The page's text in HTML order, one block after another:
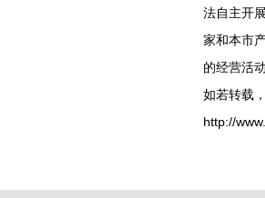
法自主开
家和本市
的经营活动
如若转载
http://